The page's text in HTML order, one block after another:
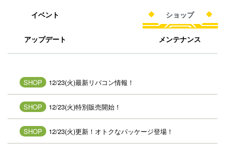
イベント ショップ
アップデート メンテナンス
SHOP 12/23(火)最新リバコン情報！
SHOP 12/23(火)特別販売開始！
SHOP 12/23(火)更新！オトクなパッケージ登場！